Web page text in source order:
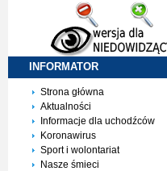
INFORMATOR
Strona główna
Aktualności
Informacje dla uchodźców
Koronawirus
Sport i wolontariat
Nasze śmieci